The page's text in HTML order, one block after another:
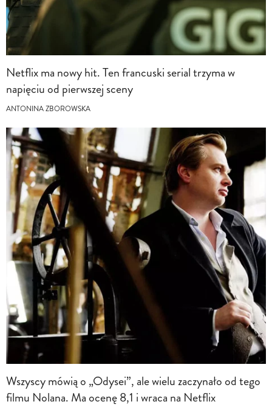
Netflix ma nowy hit. Ten francuski serial trzyma w
napięciu od pierwszej sceny
ANTONINA ZBOROWSKA
Wszyscy mówią o „Odysei”, ale wielu zaczynało od tego
filmu Nolana. Ma ocenę 8,1 i wraca na Netflix